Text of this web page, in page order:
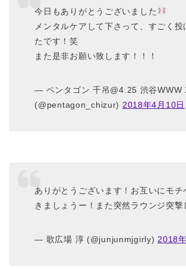
今日もありがとうございました
メンタルケアして下さって、すごく投
たです！笑
また是非お願い致します！！！
— ペンタゴン 千吊@4.25 渋谷WWW
(@pentagon_chizur) 2018年4月10日
ありがとうございます！お互いにモチ
きましょうー！また突然ラウンジ突撃
— 歌広場 淳 (@junjunmjgirly) 2018